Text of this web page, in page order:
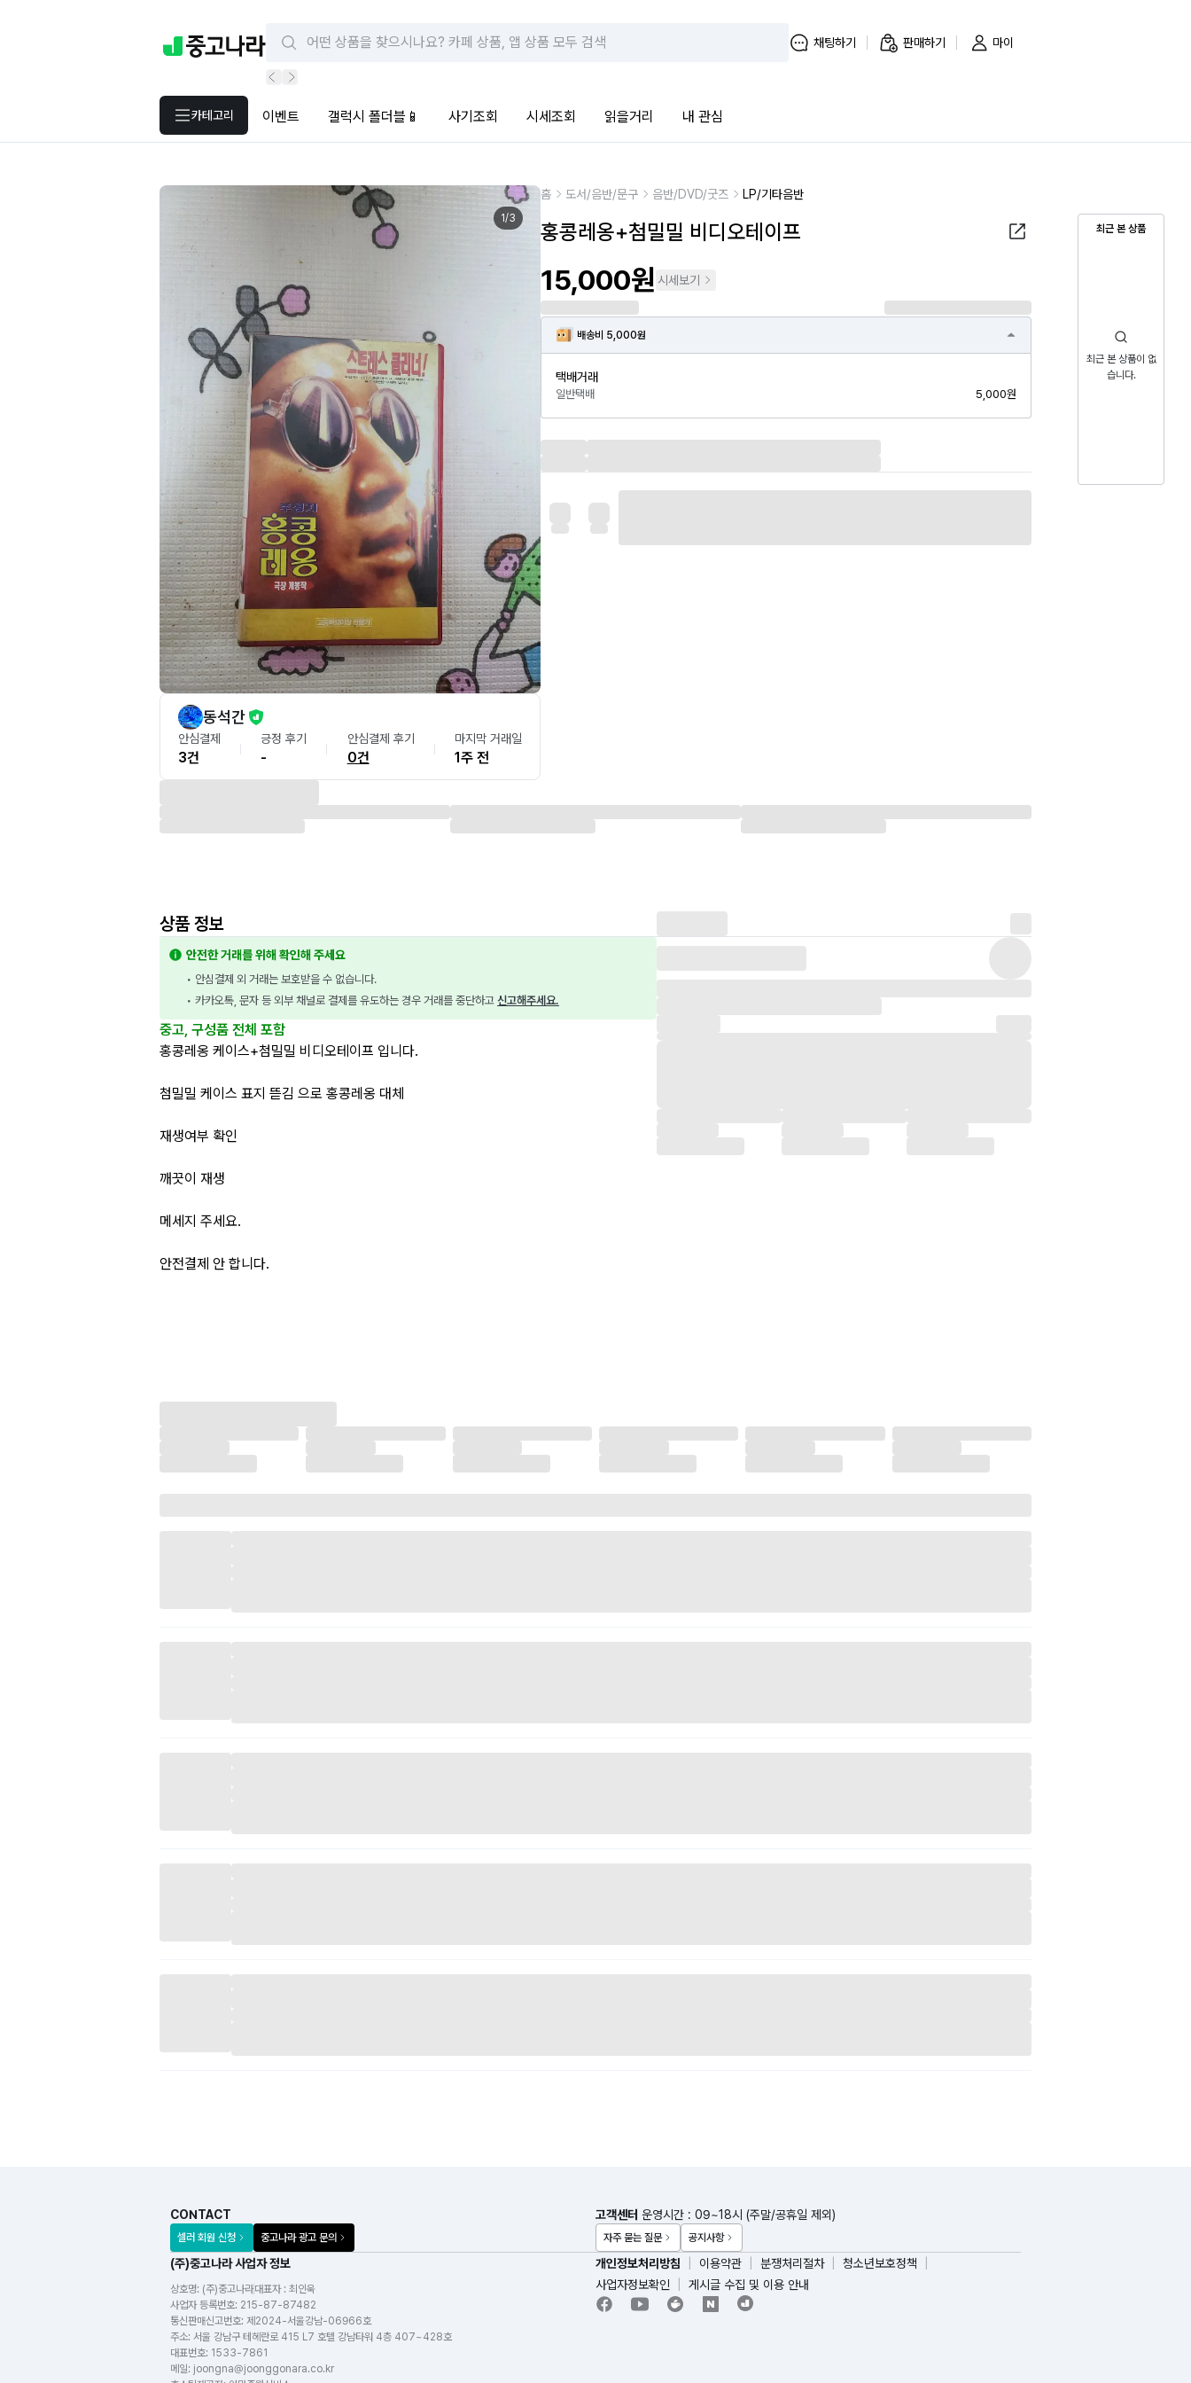
채팅하기 판매하기 마이
카테고리 이벤트 갤럭시 폴더블📱 사기조회 시세조회 읽을거리 내 관심
최근 본 상품
최근 본 상품이 없
습니다.
1/3
동석간
안심결제
3건
긍정 후기
-
안심결제 후기
0건
마지막 거래일
1주 전
홈 도서/음반/문구 음반/DVD/굿즈 LP/기타음반
홍콩레옹+첨밀밀 비디오테이프
15,000원 시세보기
배송비 5,000원
택배거래
일반택배 5,000원
상품 정보
안전한 거래를 위해 확인해 주세요
• 안심결제 외 거래는 보호받을 수 없습니다.
• 카카오톡, 문자 등 외부 채널로 결제를 유도하는 경우 거래를 중단하고 신고해주세요.
중고, 구성품 전체 포함
홍콩레옹 케이스+첨밀밀 비디오테이프 입니다.
첨밀밀 케이스 표지 뜯김 으로 홍콩레옹 대체
재생여부 확인
깨끗이 재생
메세지 주세요.
안전결제 안 합니다.
CONTACT
셀러 회원 신청 중고나라 광고 문의
(주)중고나라 사업자 정보
상호명: (주)중고나라대표자 : 최인욱
사업자 등록번호: 215-87-87482
통신판매신고번호: 제2024-서울강남-06966호
주소: 서울 강남구 테헤란로 415 L7 호텔 강남타워 4층 407~428호
대표번호: 1533-7861
메일: joongna@joonggonara.co.kr
고객센터 운영시간 : 09~18시 (주말/공휴일 제외)
자주 묻는 질문 공지사항
개인정보처리방침 이용약관 분쟁처리절차
청소년보호정책
사업자정보확인
게시글 수집 및 이용 안내